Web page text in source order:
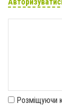
Розміщуючи